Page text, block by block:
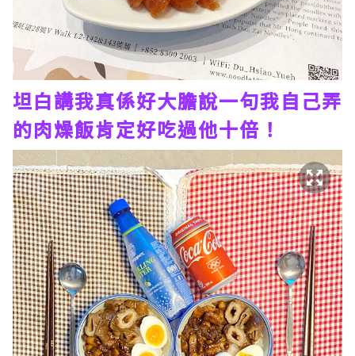
坦白講我真係好大膽說一句我自己弄
的肉燥飯肯定好吃過他十倍！